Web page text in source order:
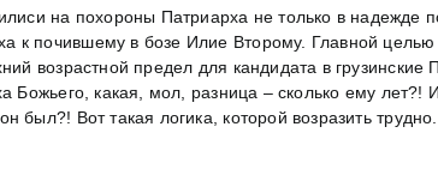
на похороны Патриарха не только в надежде
к почившему в бозе Илие Второму. Главной
возрастной предел для кандидата в
какая, мол, разница – сколько ему
был?! Вот такая логика, которой возразить трудно.